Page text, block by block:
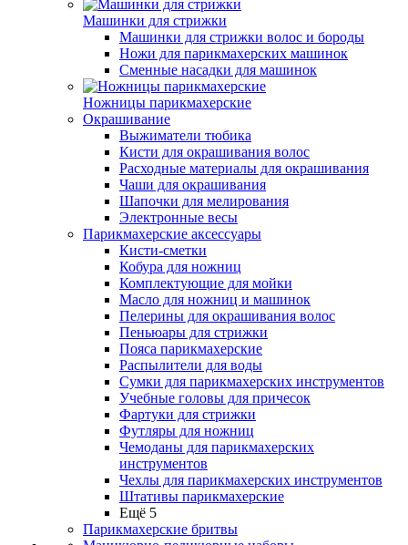
Машинки для стрижки
Машинки для стрижки волос и бороды
Ножи для парикмахерских машинок
Сменные насадки для машинок
Ножницы парикмахерские
Окрашивание
Выжиматели тюбика
Кисти для окрашивания волос
Расходные материалы для окрашивания
Чаши для окрашивания
Шапочки для мелирования
Электронные весы
Парикмахерские аксессуары
Кисти-сметки
Кобура для ножниц
Комплектующие для мойки
Масло для ножниц и машинок
Пелерины для окрашивания волос
Пеньюары для стрижки
Пояса парикмахерские
Распылители для воды
Сумки для парикмахерских инструментов
Учебные головы для причесок
Фартуки для стрижки
Футляры для ножниц
Чемоданы для парикмахерских
инструментов
Чехлы для парикмахерских инструментов
Штативы парикмахерские
Ещё 5
Парикмахерские бритвы